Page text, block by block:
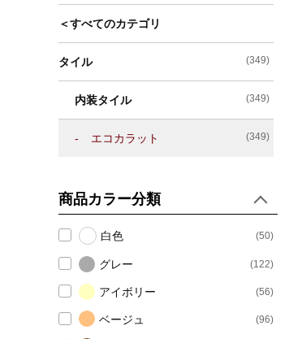
＜すべてのカテゴリ
タイル (349)
内装タイル (349)
エコカラット (349)
商品カラー分類
白色 (50)
グレー (122)
アイボリー (56)
ベージュ (96)